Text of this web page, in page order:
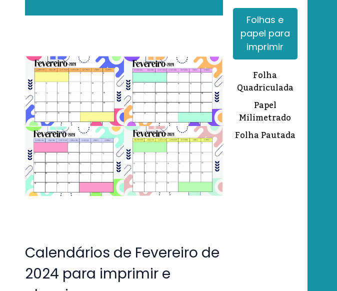
Calendários de Fevereiro de
2024 para imprimir e
Folhas e
papel para
imprimir
Folha
Quadriculada
Papel
Milimetrado
Folha Pautada